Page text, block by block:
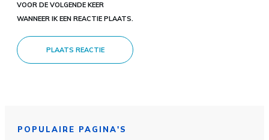
VOOR DE VOLGENDE KEER
WANNEER IK EEN REACTIE PLAATS.
PLAATS REACTIE
POPULAIRE PAGINA'S